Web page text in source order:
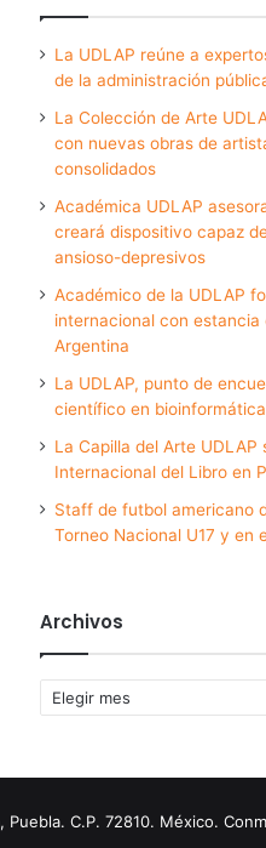
La UDLAP reúne a
de la administración
La Colección de Arte
con nuevas obras de
consolidados
Académica UDLAP
creará dispositivo capaz
ansioso-depresivos
Académico de la UDLAP
internacional con estancia
Argentina
La UDLAP, punto de
científico en
La Capilla del Arte UDLAP
Internacional del Libro en
Staff de futbol americano
Torneo Nacional U17 y en
Archivos
Archivos
C.P. 72810. México.